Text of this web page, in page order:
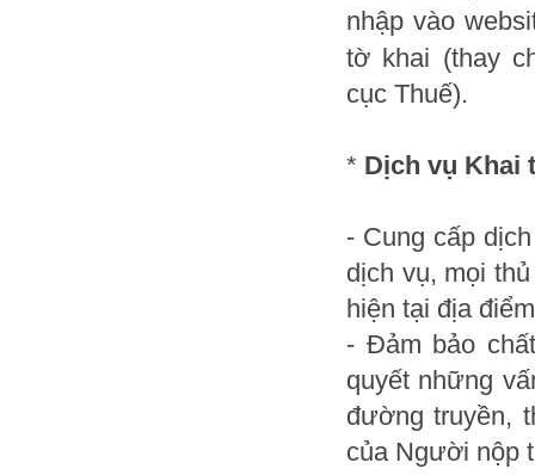
nhập vào
tờ khai (thay
cục Thuế).
* Dịch vụ Khai
- Cung cấp
dịch vụ, mọi
hiện tại địa
- Đảm bảo
quyết những
đường truyền,
của Người nộp